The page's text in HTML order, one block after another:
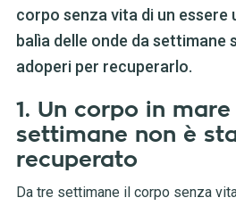
corpo senza vita di un essere
balìa delle onde da settimane
adoperi per recuperarlo.
1. Un corpo in
settimane non è
recuperato
Da tre settimane il corpo senza